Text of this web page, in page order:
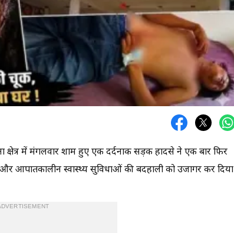
क्षेत्र में मंगलवार शाम हुए एक दर्दनाक सड़क हादसे ने एक बार फिर
और आपातकालीन स्वास्थ्य सुविधाओं की बदहाली को उजागर कर दिया